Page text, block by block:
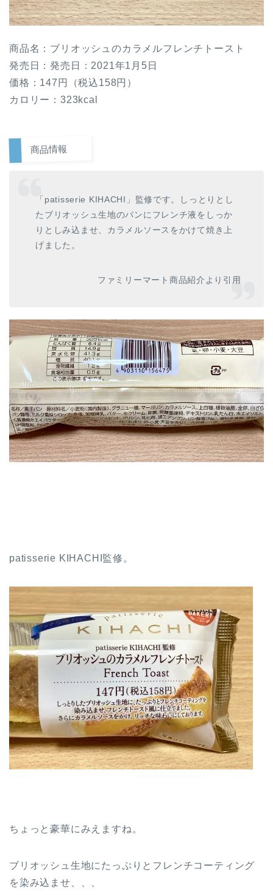
商品名：ブリオッシュのカラメルフレンチトースト
発売日：発売日：2021年1月5日
価格：147円（税込158円）
カロリー：323kcal
商品情報
「patisserie KIHACHI」監修です。しっとりとし
たブリオッシュ生地のパンにフレンチ液をしっか
りとしみ込ませ、カラメルソースをかけて焼き上
げました。
ファミリーマート商品紹介より引用
patisserie KIHACHI監修。
ちょっと豪華にみえますね。
ブリオッシュ生地にたっぷりとフレンチコーティング
を染み込ませ、、、